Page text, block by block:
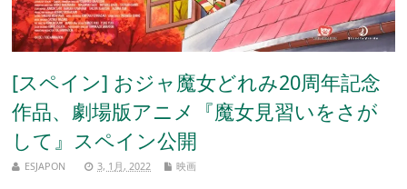
[スペイン] おジャ魔女どれみ20周年記念
作品、劇場版アニメ『魔女見習いをさが
して』スペイン公開
ESJAPON 3, 1月, 2022 映画